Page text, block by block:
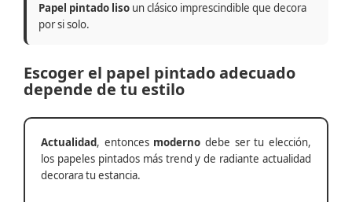
Papel pintado liso un clásico imprescindible que decora
por si solo.
Escoger el papel pintado adecuado
depende de tu estilo
Actualidad, entonces moderno debe ser tu elección,
los papeles pintados más trend y de radiante actualidad
decorara tu estancia.